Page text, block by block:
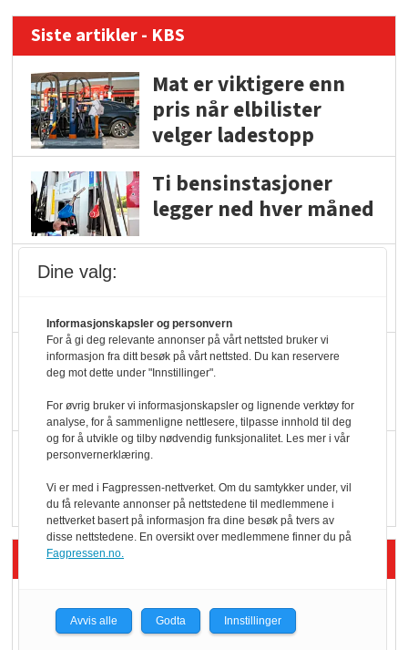
Siste artikler - KBS
Mat er viktigere enn
pris når elbilister
velger ladestopp
Ti bensinstasjoner
legger ned hver måned
KBS-bransjen i
endring: Stadig større
serveringstilbud
Vokser med ferdigmat
i dagligvare
Siste artikler - Butikk i praksis
Rema-flaggskip
dundrer videre
Dine valg:
Informasjonskapsler og personvern
For å gi deg relevante annonser på vårt nettsted bruker vi
informasjon fra ditt besøk på vårt nettsted. Du kan reservere
deg mot dette under "Innstillinger".
For øvrig bruker vi informasjonskapsler og lignende verktøy for
analyse, for å sammenligne nettlesere, tilpasse innhold til deg
og for å utvikle og tilby nødvendig funksjonalitet. Les mer i vår
personvernerklæring.
Vi er med i Fagpressen-nettverket. Om du samtykker under, vil
du få relevante annonser på nettstedene til medlemmene i
nettverket basert på informasjon fra dine besøk på tvers av
disse nettstedene. En oversikt over medlemmene finner du på
Fagpressen.no.
Avvis alle Godta Innstillinger